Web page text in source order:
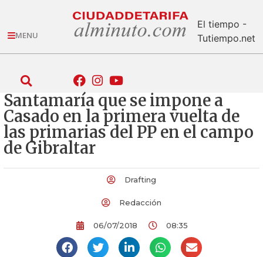
MENU
El tiempo -
Tutiempo.net
Santamaría que se impone a
Casado en la primera vuelta de
las primarias del PP en el campo
de Gibraltar
Drafting
Redacción
06/07/2018 08:35